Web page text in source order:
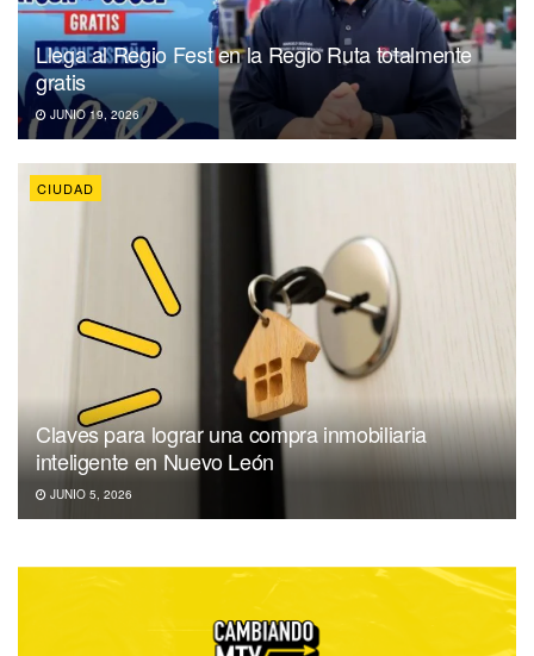
Llega al Regio Fest en la Regio Ruta totalmente
gratis
JUNIO 19, 2026
CIUDAD
Claves para lograr una compra inmobiliaria
inteligente en Nuevo León
JUNIO 5, 2026